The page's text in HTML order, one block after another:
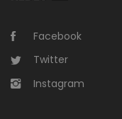
Facebook
Twitter
Instagram